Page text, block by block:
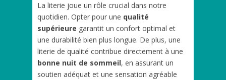
La literie joue un rôle crucial dans notre
quotidien. Opter pour une qualité
supérieure garantit un confort optimal et
une durabilité bien plus longue. De plus, une
literie de qualité contribue directement à une
bonne nuit de sommeil, en assurant un
soutien adéquat et une sensation agréable